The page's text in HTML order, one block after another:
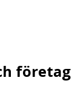
företag